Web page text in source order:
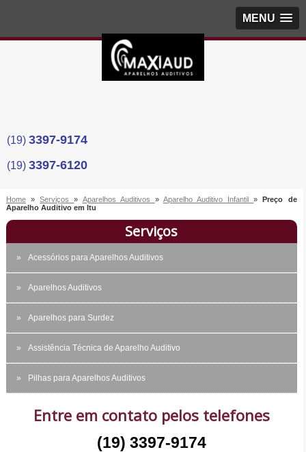
MENU
(19) 3397-9174
(19) 3397-6120
Home »Serviços» Aparelhos Auditivos » Aparelho Auditivo Infantil»Preço de
Aparelho Auditivo em Itu
Serviços
Acessórios para Aparelhos Auditivos
Aparelhos Auditivos
Aparelhos para Surdez
Assistência Técnica de Aparelho Auditivo
Pilhas para Aparelhos Auditivos
Entre em contato pelos telefones
(19) 3397-9174